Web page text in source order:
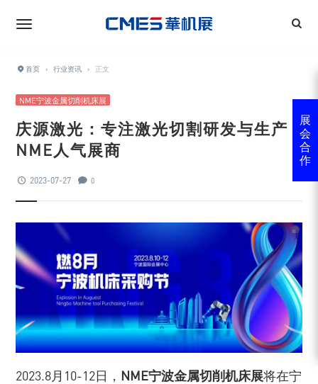
首页 › 行业资讯 › 正文
NME宁波金属切削机床展
庆源激光：专注激光切割研发与生产 |
NME人气展商
2023-07-27 0
2023.8月10-12日， NME宁波金属切削机床展将在宁
展
会
合
作